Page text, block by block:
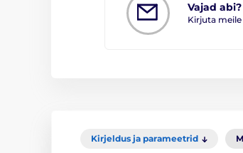
Vajad abi?
Kirjuta meile
Kirjeldus ja parameetrid